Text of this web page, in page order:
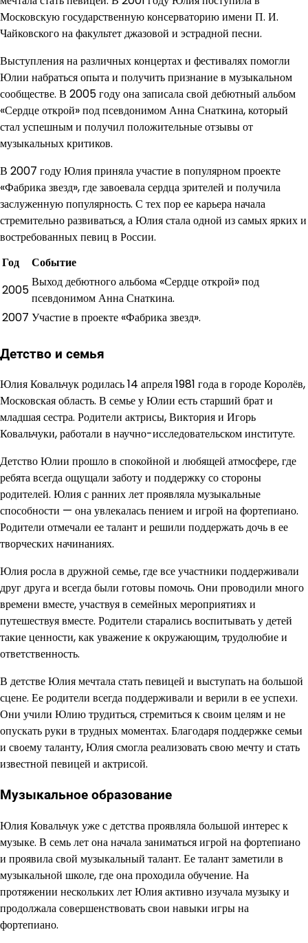
Московскую государственную консерваторию имени П. И.
Чайковского на факультет джазовой и эстрадной песни.
Выступления на различных концертах и фестивалях помогли
Юлии набраться опыта и получить признание в музыкальном
сообществе. В 2005 году она записала свой дебютный альбом
«Сердце открой» под псевдонимом Анна Снаткина, который
стал успешным и получил положительные отзывы от
музыкальных критиков.
В 2007 году Юлия приняла участие в популярном проекте
«Фабрика звезд», где завоевала сердца зрителей и получила
заслуженную популярность. С тех пор ее карьера начала
стремительно развиваться, а Юлия стала одной из самых ярких и
востребованных певиц в России.
Год
Событие
2005
Выход дебютного альбома «Сердце открой» под
псевдонимом Анна Снаткина.
2007 Участие в проекте «Фабрика звезд».
Детство и семья
Юлия Ковальчук родилась 14 апреля 1981 года в городе Королёв,
Московская область. В семье у Юлии есть старший брат и
младшая сестра. Родители актрисы, Виктория и Игорь
Ковальчуки, работали в научно-исследовательском институте.
Детство Юлии прошло в спокойной и любящей атмосфере, где
ребята всегда ощущали заботу и поддержку со стороны
родителей. Юлия с ранних лет проявляла музыкальные
способности — она увлекалась пением и игрой на фортепиано.
Родители отмечали ее талант и решили поддержать дочь в ее
творческих начинаниях.
Юлия росла в дружной семье, где все участники поддерживали
друг друга и всегда были готовы помочь. Они проводили много
времени вместе, участвуя в семейных мероприятиях и
путешествуя вместе. Родители старались воспитывать у детей
такие ценности, как уважение к окружающим, трудолюбие и
ответственность.
В детстве Юлия мечтала стать певицей и выступать на большой
сцене. Ее родители всегда поддерживали и верили в ее успехи.
Они учили Юлию трудиться, стремиться к своим целям и не
опускать руки в трудных моментах. Благодаря поддержке семьи
и своему таланту, Юлия смогла реализовать свою мечту и стать
известной певицей и актрисой.
Музыкальное образование
Юлия Ковальчук уже с детства проявляла большой интерес к
музыке. В семь лет она начала заниматься игрой на фортепиано
и проявила свой музыкальный талант. Ее талант заметили в
музыкальной школе, где она проходила обучение. На
протяжении нескольких лет Юлия активно изучала музыку и
продолжала совершенствовать свои навыки игры на
фортепиано.